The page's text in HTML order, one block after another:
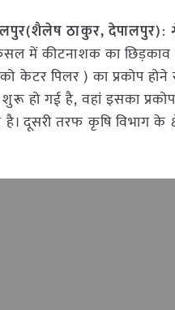
ठाकुर, देपालपुर):
में कीटनाशक का
केटर पिलर ) का प्रकोप
शुरू हो गई है, वहां इसका
है। दूसरी तरफ कृषि